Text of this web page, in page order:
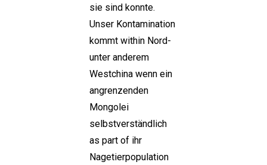
sie sind konnte.
Unser Kontamination
kommt within Nord-
unter anderem
Westchina wenn ein
angrenzenden
Mongolei
selbstverständlich
as part of ihr
Nagetierpopulation